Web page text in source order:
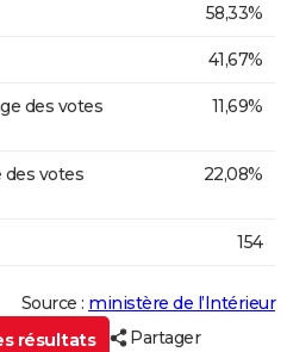
58,33%
41,67%
des votes
11,69%
des votes
22,08%
154
Source : ministère de l’Intérieur
résultats
Partager